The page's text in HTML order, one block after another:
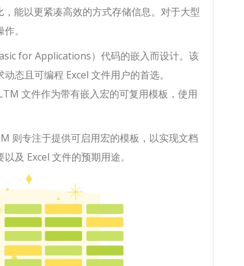
能以更紧凑高效的方式存储信息。对于大型
。
for Applications）代码的嵌入而设计。该
态且可编程 Excel 文件用户的首选。
文件作为带有嵌入宏的可复用模板，使用
则专注于提供可启用宏的模板，以实现文档
及 Excel 文件的预期用途。